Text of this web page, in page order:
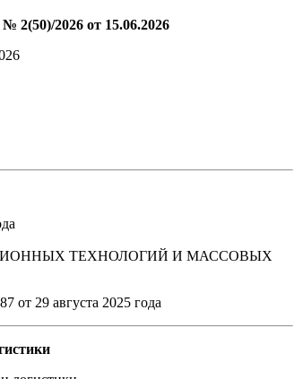
2026 от 15.06.2026
ТЕХНОЛОГИЙ И МАССОВЫХ